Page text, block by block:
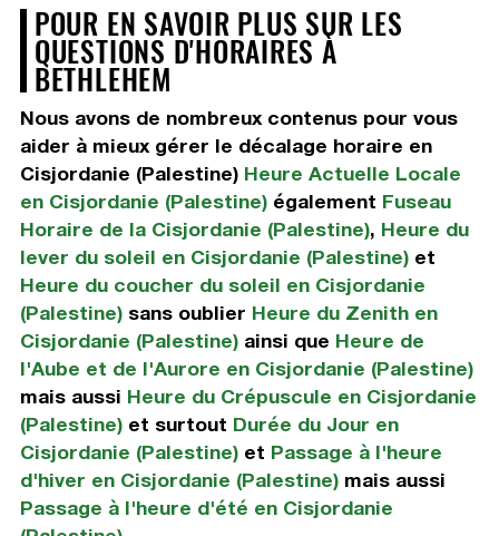
POUR EN SAVOIR PLUS SUR LES
QUESTIONS D'HORAIRES À
BETHLEHEM
Nous avons de nombreux contenus pour vous
aider à mieux gérer le décalage horaire en
Cisjordanie (Palestine) Heure Actuelle Locale
en Cisjordanie (Palestine)également Fuseau
Horaire de la Cisjordanie (Palestine), Heure du
lever du soleil en Cisjordanie (Palestine)et
Heure du coucher du soleil en Cisjordanie
(Palestine)sans oublier Heure du Zenith en
Cisjordanie (Palestine)ainsi que Heure de
l'Aube et de l'Aurore en Cisjordanie (Palestine)
mais aussi Heure du Crépuscule en Cisjordanie
(Palestine)et surtout Durée du Jour en
Cisjordanie (Palestine)et Passage à l'heure
d'hiver en Cisjordanie (Palestine)mais aussi
Passage à l'heure d'été en Cisjordanie